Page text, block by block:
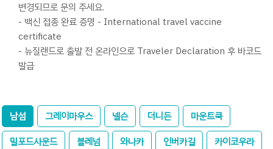
변경되므로 문의 주세요.
- 백신 접종 완료 증명 - International travel vaccine
certificate
- 뉴질랜드로 출발 전 온라인으로 Traveler Declaration 후 바코드
발급
남섬 그레이마우스 넬슨 더니든
마운트쿡
밀포드사운드
블레넘 와나카 인버카길
카이코우라